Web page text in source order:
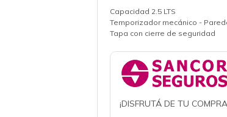
Capacidad 2.5 LTS
Temporizador mecánico -
Tapa con cierre de seguridad
¡DISFRUTÁ DE TU